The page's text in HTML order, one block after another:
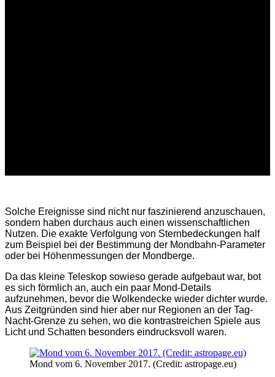
Solche Ereignisse sind nicht nur faszinierend anzuschauen,
sondern haben durchaus auch einen wissenschaftlichen
Nutzen. Die exakte Verfolgung von Sternbedeckungen half
zum Beispiel bei der Bestimmung der Mondbahn-Parameter
oder bei Höhenmessungen der Mondberge.
Da das kleine Teleskop sowieso gerade aufgebaut war, bot
es sich förmlich an, auch ein paar Mond-Details
aufzunehmen, bevor die Wolkendecke wieder dichter wurde.
Aus Zeitgründen sind hier aber nur Regionen an der Tag-
Nacht-Grenze zu sehen, wo die kontrastreichen Spiele aus
Licht und Schatten besonders eindrucksvoll waren.
Mond vom 6. November 2017. (Credit: astropage.eu)